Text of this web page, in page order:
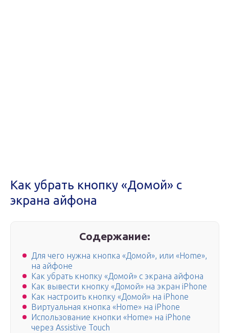
Как убрать кнопку «Домой» с
экрана айфона
Содержание:
Для чего нужна кнопка «Домой», или «Home»,
на айфоне
Как убрать кнопку «Домой» с экрана айфона
Как вывести кнопку «Домой» на экран iPhone
Как настроить кнопку «Домой» на iPhone
Виртуальная кнопка «Home» на iPhone
Использование кнопки «Home» на iPhone
через Assistive Touch